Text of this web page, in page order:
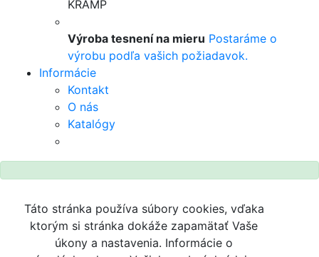
Výroba tesnení na mieru Postaráme o
výrobu podľa vašich požiadavok.
Informácie
Kontakt
O nás
Katalógy
Táto stránka používa súbory cookies, vďaka
ktorým si stránka dokáže zapamätať Vaše
úkony a nastavenia. Informácie o